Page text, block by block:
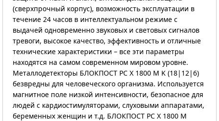
(сверхпрочный корпус), возможность эксплуатации в
течение 24 часов в интеллектуальном режиме с
выдачей одновременно звуковых и световых сигналов
тревоги, высокое качество, эффективность и отличные
технические характеристики – все эти параметры
находятся на самом современном мировом уровне.
Металлодетекторы БЛОКПОСТ РС X 1800 M K (18|12|6)
безвредны для человеческого организма. Используется
магнитное поле низкой интенсивности, безопасное для
людей с кардиостимуляторами, слуховыми аппаратами,
беременных женщин и т.д. БЛОКПОСТ РС X 1800 M